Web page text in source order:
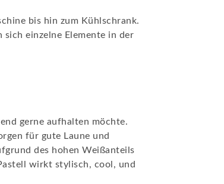
bis hin zum Kühlschrank.
einzelne Elemente in der
gerne aufhalten möchte.
für gute Laune und
des hohen Weißanteils
wirkt stylisch, cool, und